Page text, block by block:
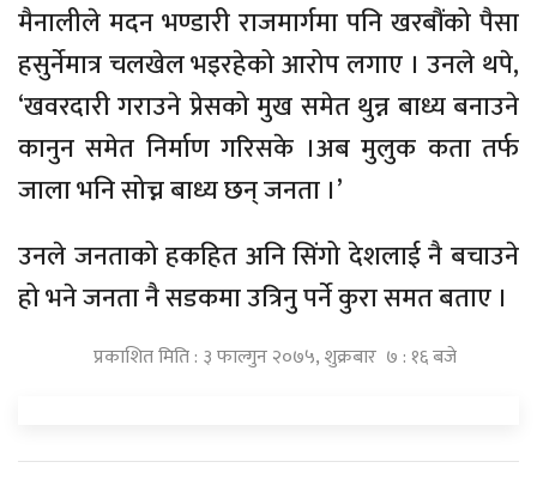
मैनालीले मदन भण्डारी राजमार्गमा पनि खरबौंको पैसा
हसुर्नेमात्र चलखेल भइरहेको आरोप लगाए । उनले थपे,
‘खवरदारी गराउने प्रेसको मुख समेत थुन्न बाध्य बनाउने
कानुन समेत निर्माण गरिसके ।अब मुलुक कता तर्फ
जाला भनि सोच्न बाध्य छन् जनता ।’
उनले जनताको हकहित अनि सिंगो देशलाई नै बचाउने
हो भने जनता नै सडकमा उत्रिनु पर्ने कुरा समत बताए ।
प्रकाशित मिति : ३ फाल्गुन २०७५, शुक्रबार ७ : १६ बजे